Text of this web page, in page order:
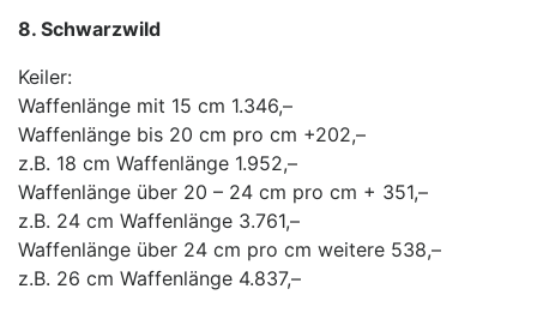
8. Schwarzwild
Keiler:
Waffenlänge mit 15 cm 1.346,–
Waffenlänge bis 20 cm pro cm +202,–
z.B. 18 cm Waffenlänge 1.952,–
Waffenlänge über 20 – 24 cm pro cm + 351,–
z.B. 24 cm Waffenlänge 3.761,–
Waffenlänge über 24 cm pro cm weitere 538,–
z.B. 26 cm Waffenlänge 4.837,–